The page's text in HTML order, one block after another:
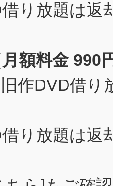
り放題は返
額料金 990
作DVD借り
り放題は返